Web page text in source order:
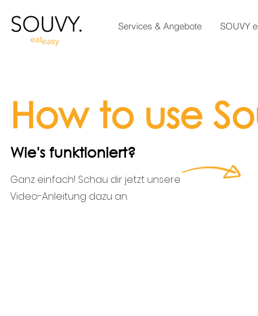
Services & Angebote SOUVY
How to use
Wie's funktioniert?
Ganz einfach! Schau dir jetzt unsere
Video-Anleitung dazu an.